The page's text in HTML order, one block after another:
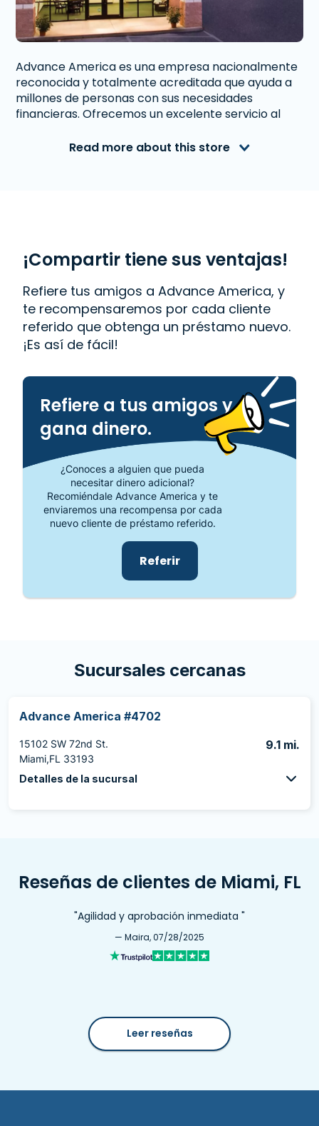
Advance America es una empresa nacionalmente
reconocida y totalmente acreditada que ayuda a
millones de personas con sus necesidades
financieras. Ofrecemos un excelente servicio al
dinero inmediato. Con nosotros obtener un
visita tu sucursal más cercana en 19750 S. Dixie
Hwy., Miami, FL 33157.
Read more about this store
¡Compartir tiene sus ventajas!
Refiere tus amigos a Advance America, y
te recompensaremos por cada cliente
referido que obtenga un préstamo nuevo.
¡Es así de fácil!
Refiere a tus amigos y
gana dinero.
¿Conoces a alguien que pueda
necesitar dinero adicional?
Recomiéndale Advance America y te
enviaremos una recompensa por cada
nuevo cliente de préstamo referido.
Referir
Sucursales cercanas
Advance America #4702
15102 SW 72nd St.
Miami,FL 33193
9.1 mi.
Detalles de la sucursal
Reseñas de clientes de Miami, FL
"Agilidad y aprobación inmediata "
— Maira, 07/28/2025
Leer reseñas